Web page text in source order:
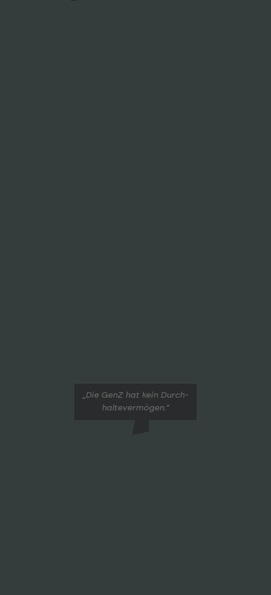
„Die GenZ hat kein Durch­
halte­vermögen.“